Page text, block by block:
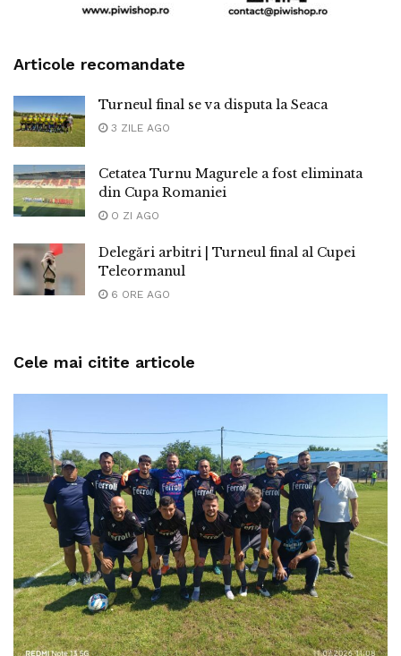
Articole recomandate
Turneul final se va disputa la Seaca
3 ZILE AGO
Cetatea Turnu Magurele a fost eliminata
din Cupa Romaniei
O ZI AGO
Delegări arbitri | Turneul final al Cupei
Teleormanul
6 ORE AGO
Cele mai citite articole